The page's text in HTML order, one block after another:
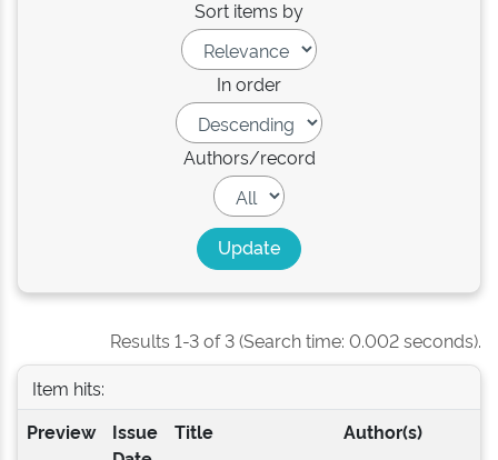
Sort items by
In order
Authors/record
Results 1-3 of 3 (Search time: 0.002 seconds).
Item hits:
Preview
Issue
Title Author(s)